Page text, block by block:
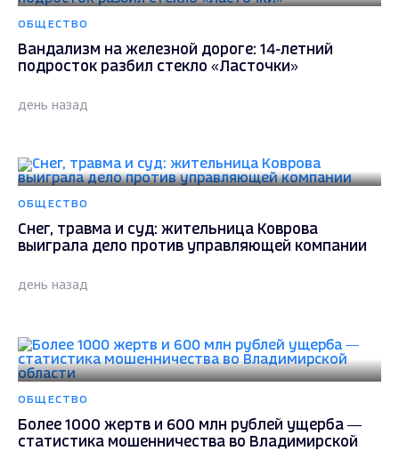
ОБЩЕСТВО
Вандализм на железной дороге: 14-летний
подросток разбил стекло «Ласточки»
день назад
ОБЩЕСТВО
Снег, травма и суд: жительница Коврова
выиграла дело против управляющей компании
день назад
ОБЩЕСТВО
Более 1000 жертв и 600 млн рублей ущерба —
статистика мошенничества во Владимирской